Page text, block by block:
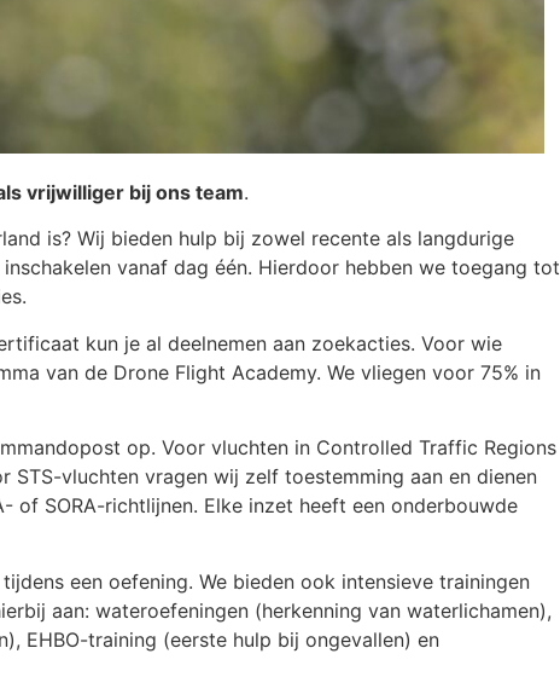
vrijwilliger bij ons team.
is? Wij bieden hulp bij zowel recente als langdurige
vanaf dag één. Hierdoor hebben we toegang tot
kun je al deelnemen aan zoekacties. Voor wie
van de Drone Flight Academy. We vliegen voor 75% in
op. Voor vluchten in Controlled Traffic Regions
STS-vluchten vragen wij zelf toestemming aan en dienen
of SORA-richtlijnen. Elke inzet heeft een onderbouwde
een oefening. We bieden ook intensieve trainingen
aan: wateroefeningen (herkenning van waterlichamen),
EHBO-training (eerste hulp bij ongevallen) en